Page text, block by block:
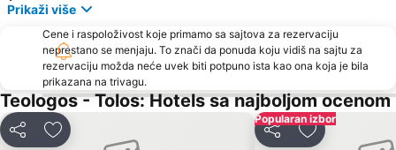
Prikaži više
Cene i raspoloživost koje primamo sa sajtova za rezervaciju
neprestano se menjaju. To znači da ponuda koju vidiš na sajtu za
rezervaciju možda neće uvek biti potpuno ista kao ona koja je bila
prikazana na trivagu.
Teologos - Tolos: Hotels sa najboljom ocenom
Deli Dodati u favorite
Popularan izbor
Deli Dodati u